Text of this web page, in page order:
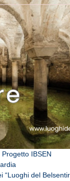
IBSEN
“Luoghi del